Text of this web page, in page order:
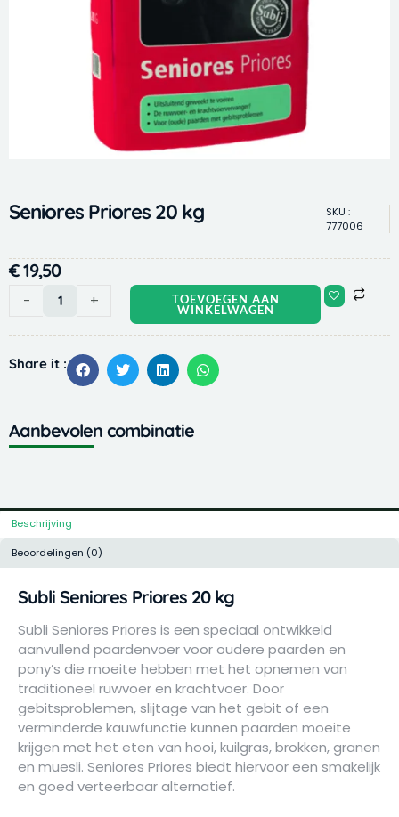
Seniores Priores 20 kg
SKU :
777006
€19,50
-
Seniores
20
aantal
+ TOEVOEGEN AAN
WINKELWAGEN
Share it :
Aanbevolen combinatie
Beschrijving
Beoordelingen (0)
Subli Seniores Priores 20 kg
Subli Seniores Priores is een speciaal ontwikkeld
aanvullend paardenvoer voor oudere paarden en
pony’s die moeite hebben met het opnemen van
traditioneel ruwvoer en krachtvoer. Door
gebitsproblemen, slijtage van het gebit of een
verminderde kauwfunctie kunnen paarden moeite
krijgen met het eten van hooi, kuilgras, brokken, granen
en muesli. Seniores Priores biedt hiervoor een smakelijk
en goed verteerbaar alternatief.